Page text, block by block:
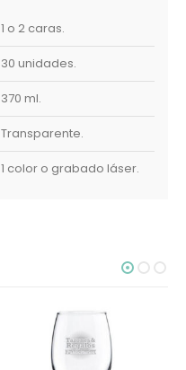
1 o 2 caras.
30 unidades.
370 ml.
Transparente.
1 color o grabado láser.